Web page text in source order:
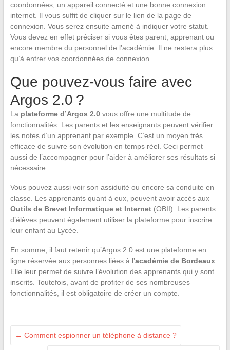
coordonnées, un appareil connecté et une bonne connexion
internet. Il vous suffit de cliquer sur le lien de la page de
connexion. Vous serez ensuite amené à indiquer votre statut.
Vous devez en effet préciser si vous êtes parent, apprenant ou
encore membre du personnel de l’académie. Il ne restera plus
qu’à entrer vos coordonnées de connexion.
Que pouvez-vous faire avec
Argos 2.0 ?
La plateforme d’Argos 2.0vous offre une multitude de
fonctionnalités. Les parents et les enseignants peuvent vérifier
les notes d’un apprenant par exemple. C’est un moyen très
efficace de suivre son évolution en temps réel. Ceci permet
aussi de l’accompagner pour l’aider à améliorer ses résultats si
nécessaire.
Vous pouvez aussi voir son assiduité ou encore sa conduite en
classe. Les apprenants quant à eux, peuvent avoir accès aux
Outils de Brevet Informatique et Internet (OBII). Les parents
d’élèves peuvent également utiliser la plateforme pour inscrire
leur enfant au Lycée.
En somme, il faut retenir qu’Argos 2.0 est une plateforme en
ligne réservée aux personnes liées à l’académie de Bordeaux.
Elle leur permet de suivre l’évolution des apprenants qui y sont
inscrits. Toutefois, avant de profiter de ses nombreuses
fonctionnalités, il est obligatoire de créer un compte.
← Comment espionner un téléphone à distance ?